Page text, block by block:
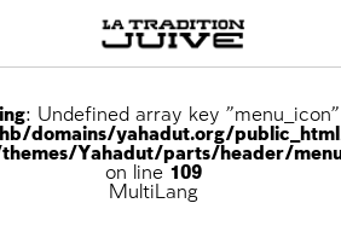
: Undefined array key
domains/yahadut.org/
Yahadut/parts/header/
on line 109
MultiLang